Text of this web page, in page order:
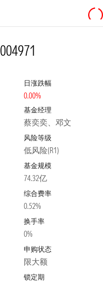
004971
日涨跌幅
0.00%
基金经理
蔡奕奕、邓文
风险等级
低风险(R1)
基金规模
74.32亿
综合费率
0.52%
换手率
0%
申购状态
限大额
锁定期